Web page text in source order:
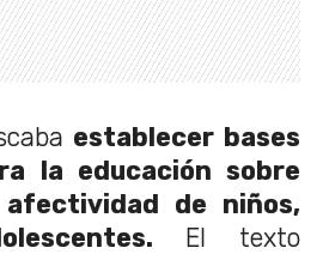
establecer bases
la educación sobre
de niños,
El texto